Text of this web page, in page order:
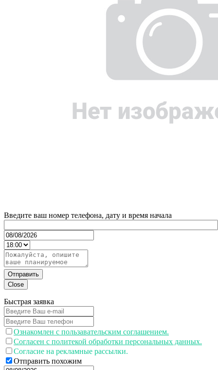
Введите ваш номер телефона, дату и время начала
Отправить
Close
Быстрая заявка
Ознакомлен с пользавательским соглашением.
Согласен с политекой обработки персональных данных.
Согласие на рекламные рассылки.
Отправить похожим